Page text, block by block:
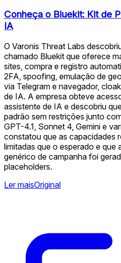
Conheça o Bluekit: Kit de
IA
O Varonis Threat Labs
chamado Bluekit que oferece
sites, compra e registro
2FA, spoofing, emulação de
via Telegram e navegador,
de IA. A empresa obteve
assistente de IA e descobriu
padrão sem restrições junto
GPT-4.1, Sonnet 4, Gemini e
constatou que as capacidades
limitadas que o esperado e que
genérico de campanha foi
placeholders.
Ler maisOriginal